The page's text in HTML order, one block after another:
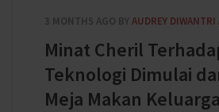
3 MONTHS AGO BY AUDREY DIWANTRI
Minat Cheril
Teknologi Dimulai
Meja Makan Keluarga